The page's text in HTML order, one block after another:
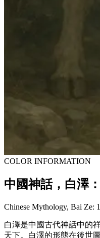
COLOR INFORMATION
中國神話，白澤
Chinese Mythology, Bai Ze: 1
白澤是中國古代神話中的
天下。白澤的形態在後世